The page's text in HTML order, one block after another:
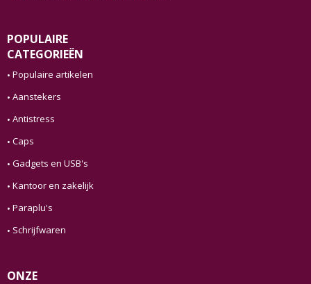
POPULAIRE
CATEGORIEËN
Populaire artikelen
Aanstekers
Antistress
Caps
Gadgets en USB's
Kantoor en zakelijk
Paraplu's
Schrijfwaren
ONZE